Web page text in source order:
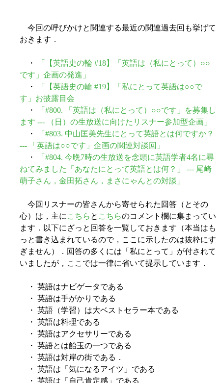
今回の呼びかけと関連する最近の関連過去回も挙げて
おきます．
・
「【英語史の輪 #18】「英語は（私にとって）○○
です」企画の発進」
・
「【英語史の輪 #19】「私にとって英語は○○で
す」お披露目会
・
「#800. 「英語は（私にとって）○○です」を募集し
ます --- （日）の生放送に向けたリスナー参加型企画」
・
「#803. 中山匡美先生にとって英語とは何ですか？
--- 「英語は○○です」企画の関連対談回」
・
「#804. 今晩7時の生放送を念頭に英語学者4名に尋
ねてみました「あなたにとって英語とは何？」 --- 尾崎
萌子さん，金田拓さん，まさにゃんとの対談」
今回リスナーの皆さんから寄せられた回答（とその
心）は，主に こちら と こちらのコメント欄に集まってい
ます．以下にざっと回答を一覧しておきます（本当はも
っと書き込まれているので，ここに示したのは抜粋にす
ぎません）．回答の多くには「私にとって」が付されて
いましたが，ここでは一律に省いて提示しています．
・ 英語はナビゲータである
・ 英語は手がかりである
・ 英語（学習）は大ベストセラー本である
・ 英語は料理である
・ 英語はアクセサリーである
・ 英語とは飴玉の一つである
・ 英語は対岸の街である．
・ 英語は「気になるアイツ」である
・ 英語は「自己肯定感」である